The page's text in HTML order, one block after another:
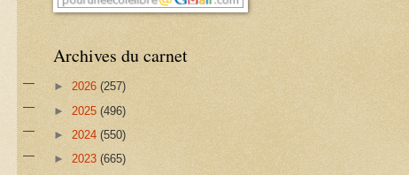
Archives du carnet
► 2026 (257)
► 2025 (496)
► 2024 (550)
► 2023 (665)